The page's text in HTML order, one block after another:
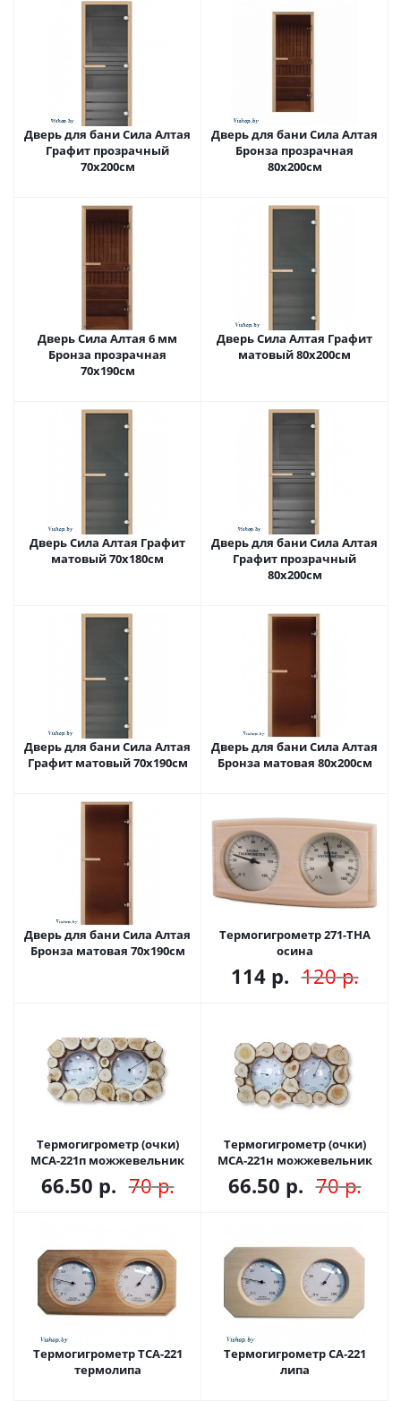
Дверь для бани Сила Алтая
Графит прозрачный
70х200см
Дверь для бани Сила Алтая
Бронза прозрачная
80х200см
Дверь Сила Алтая 6 мм
Бронза прозрачная
70х190см
Дверь Сила Алтая Графит
матовый 80х200см
Дверь Сила Алтая Графит
матовый 70х180см
Дверь для бани Сила Алтая
Графит прозрачный
80х200см
Дверь для бани Сила Алтая
Графит матовый 70х190см
Дверь для бани Сила Алтая
Бронза матовая 80х200см
Дверь для бани Сила Алтая
Бронза матовая 70х190см
Термогигрометр 271-THА
осина
114р. 120р.
Термогигрометр (очки)
МСА-221п можжевельник
66.50 р. 70р.
Термогигрометр (очки)
МСА-221н можжевельник
66.50 р. 70р.
Термогигрометр ТСА-221
термолипа
Термогигрометр СА-221
липа